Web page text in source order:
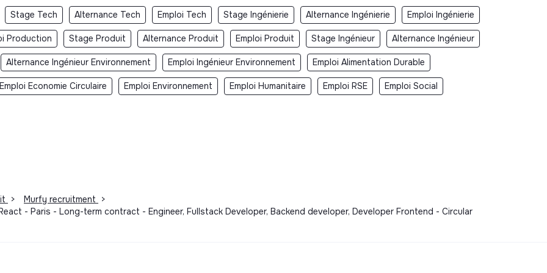
en Tech, Design et Data. Les ingénieurs
support, acquisition — sur la
Programming entre les membres de
Stage Tech Alternance Tech Emploi Tech Stage Ingénierie Alternance Ingénierie Emploi Ingénierie
Production Stage Produit Alternance Produit Emploi Produit Stage Ingénieur Alternance Ingénieur
Alternance Ingénieur Environnement Emploi Ingénieur Environnement Emploi Alimentation Durable
Emploi Economie Circulaire Emploi Environnement Emploi Humanitaire Emploi RSE Emploi Social
> Murfy recruitment
>
- Paris - Long-term contract - Engineer, Fullstack Developer, Backend developer, Developer Frontend - Circular